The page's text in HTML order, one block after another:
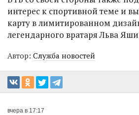
интерес к спортивной теме и
карту в лимитированном
легендарного вратаря Льва
Автор: Служба новостей
вчера в 17:17